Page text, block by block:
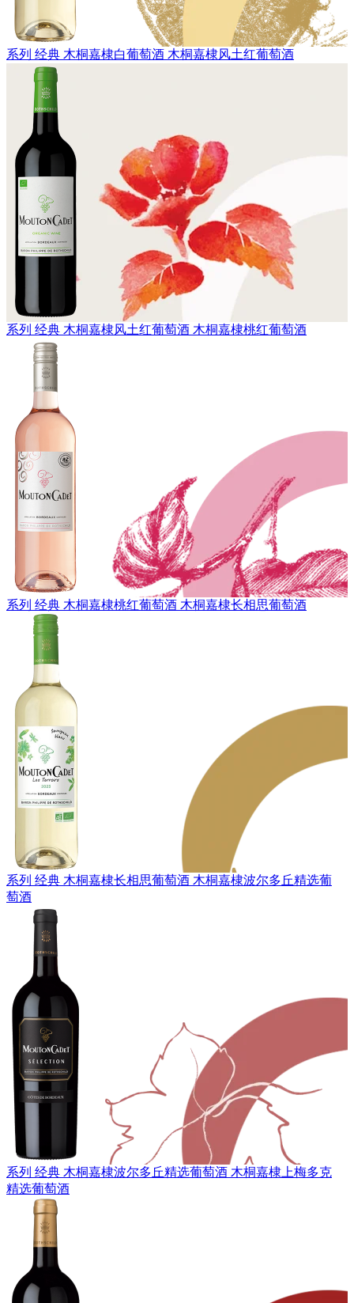
系列 经典 木桐嘉棣白葡萄酒 木桐嘉棣风土红葡萄酒
系列 经典 木桐嘉棣风土红葡萄酒 木桐嘉棣桃红葡萄酒
系列 经典 木桐嘉棣桃红葡萄酒 木桐嘉棣长相思葡萄酒
系列 经典 木桐嘉棣长相思葡萄酒 木桐嘉棣波尔多丘精选葡
萄酒
系列 经典 木桐嘉棣波尔多丘精选葡萄酒 木桐嘉棣上梅多克
精选葡萄酒